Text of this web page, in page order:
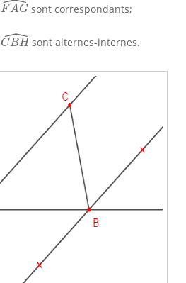
FAGsont correspondants;
ˆ
CBH
CBH^
sont alternes-internes.